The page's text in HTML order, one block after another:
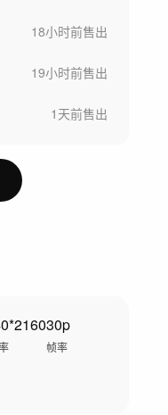
18小时前售出
19小时前售出
1天前售出
30p
帧率